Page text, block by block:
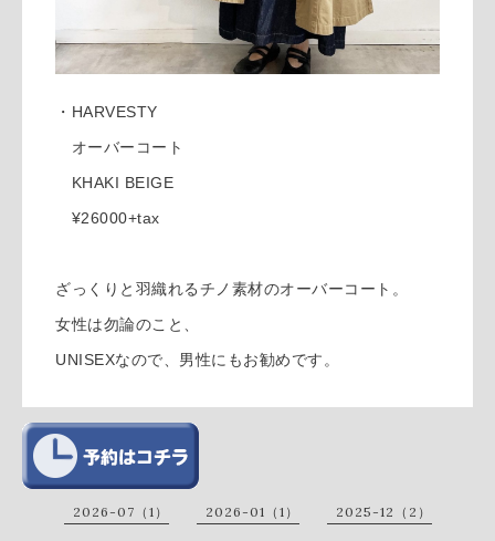
・HARVESTY
オーバーコート
KHAKI BEIGE
¥26000+tax
ざっくりと羽織れるチノ素材のオーバーコート。
女性は勿論のこと、
UNISEXなので、男性にもお勧めです。
2026-07（1） 2026-01（1） 2025-12（2）